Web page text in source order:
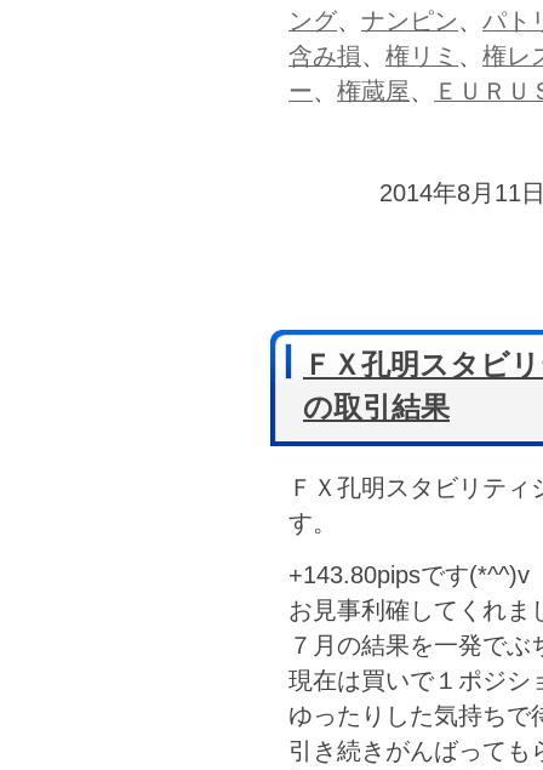
ング、 ナンピン、 パト
含み損、 権リミ 、 権レ
ー、 権蔵屋、 ＥＵＲＵ
2014年8月11
ＦＸ孔明スタビ
の取引結果
ＦＸ孔明スタビリテ
す。
+143.80pipsです(*^^)v
お見事利確してくれま
７月の結果を一発で
現在は買いで１ポジシ
ゆったりした気持ちで
引き続きがんばっても